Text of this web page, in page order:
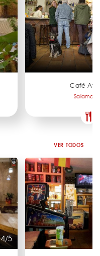
Café
VER TODOS
4/5